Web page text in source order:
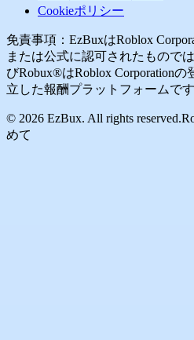
Cookieポリシー
免責事項：EzBuxはRoblox
または公式に認可されたもので
びRobux®はRoblox Corporation
立した報酬プラットフォームです
© 2026 EzBux. All rights reserved.
めて